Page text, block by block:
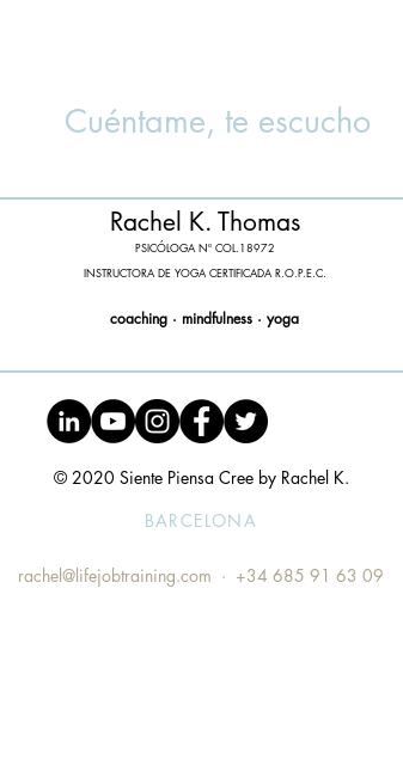
Cuéntame, te escucho
Rachel K. Thomas
PSICÓLOGA Nº COL.18972
INSTRUCTORA DE YOGA CERTIFICADA R.O.P.E.C.
coaching · mindfulness · yoga
© 2020 Siente Piensa Cree by Rachel K.
BARCELONA
rachel@lifejobtraining.com · +34 685 91 63 09